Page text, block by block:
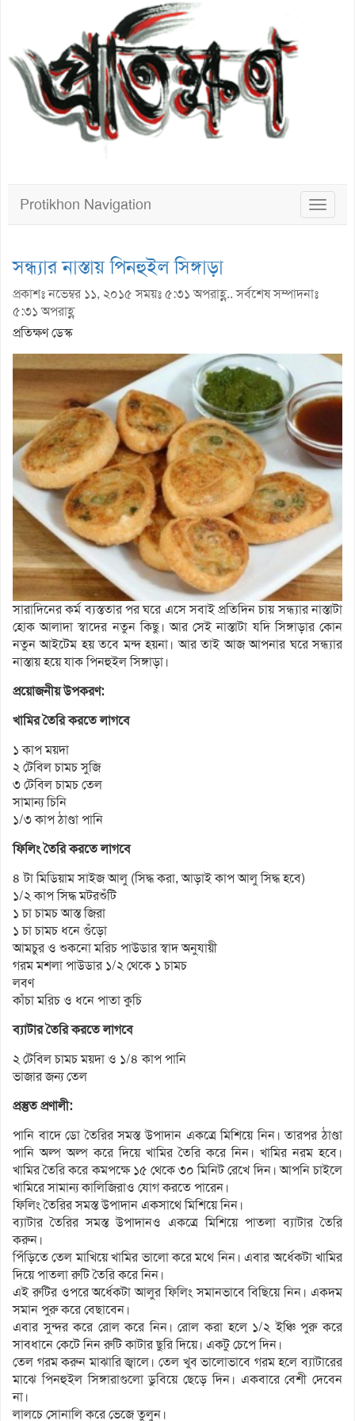
Toggle
Protikhon Navigation
সন্ধ্যার নাস্তায় পিনহুইল সিঙ্গাড়া
প্রকাশঃ নভেম্বর ১১, ২০১৫ সময়ঃ ৫:৩১ অপরাহ্ণ.. সর্বশেষ সম্পাদনাঃ
৫:৩১ অপরাহ্ণ
প্রতিক্ষণ ডেস্ক
সারাদিনের কর্ম ব্যস্ততার পর ঘরে এসে সবাই প্রতিদিন চায় সন্ধ্যার নাস্তাটা
হোক আলাদা স্বাদের নতুন কিছু। আর সেই নাস্তাটা যদি সিঙ্গাড়ার কোন
নতুন আইটেম হয় তবে মন্দ হয়না। আর তাই আজ আপনার ঘরে সন্ধ্যার
নাস্তায় হয়ে যাক পিনহুইল সিঙ্গাড়া।
প্রয়োজনীয় উপকরণ:
খামির তৈরি করতে লাগবে
১ কাপ ময়দা
২ টেবিল চামচ সুজি
৩ টেবিল চামচ তেল
সামান্য চিনি
১/৩ কাপ ঠাণ্ডা পানি
ফিলিং তৈরি করতে লাগবে
৪ টা মিডিয়াম সাইজ আলু (সিদ্ধ করা, আড়াই কাপ আলু সিদ্ধ হবে)
১/২ কাপ সিদ্ধ মটরশুঁটি
১ চা চামচ আস্ত জিরা
১ চা চামচ ধনে গুঁড়ো
আমচুর ও শুকনো মরিচ পাউডার স্বাদ অনুযায়ী
গরম মশলা পাউডার ১/২ থেকে ১ চামচ
লবণ
কাঁচা মরিচ ও ধনে পাতা কুচি
ব্যাটার তৈরি করতে লাগবে
২ টেবিল চামচ ময়দা ও ১/৪ কাপ পানি
ভাজার জন্য তেল
প্রস্তুত প্রণালী:
পানি বাদে ডো তৈরির সমস্ত উপাদান একত্রে মিশিয়ে নিন। তারপর ঠাণ্ডা
পানি অল্প অল্প করে দিয়ে খামির তৈরি করে নিন। খামির নরম হবে।
খামির তৈরি করে কমপক্ষে ১৫ থেকে ৩০ মিনিট রেখে দিন। আপনি চাইলে
খামিরে সামান্য কালিজিরাও যোগ করতে পারেন।
ফিলিং তৈরির সমস্ত উপাদান একসাথে মিশিয়ে নিন।
ব্যাটার তৈরির সমস্ত উপাদানও একত্রে মিশিয়ে পাতলা ব্যাটার তৈরি
করুন।
পিঁড়িতে তেল মাখিয়ে খামির ভালো করে মথে নিন। এবার অর্ধেকটা খামির
দিয়ে পাতলা রুটি তৈরি করে নিন।
এই রুটির ওপরে অর্ধেকটা আলুর ফিলিং সমানভাবে বিছিয়ে নিন। একদম
সমান পুরু করে বেছাবেন।
এবার সুন্দর করে রোল করে নিন। রোল করা হলে ১/২ ইঞ্চি পুরু করে
সাবধানে কেটে নিন রুটি কাটার ছুরি দিয়ে। একটু চেপে দিন।
তেল গরম করুন মাঝারি জ্বালে। তেল খুব ভালোভাবে গরম হলে ব্যাটারের
মাঝে পিনহুইল সিঙ্গারাগুলো ডুবিয়ে ছেড়ে দিন। একবারে বেশী দেবেন
না।
লালচে সোনালি করে ভেজে তুলুন।